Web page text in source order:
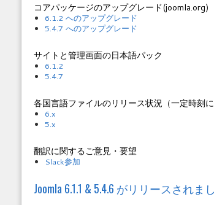
コアパッケージのアップグレード(joomla.org)
6.1.2 へのアップグレード
5.4.7 へのアップグレード
サイトと管理画面の日本語パック
6.1.2
5.4.7
各国言語ファイルのリリース状況（一定時刻に
6.x
5.x
翻訳に関するご意見・要望
Slack参加
Joomla 6.1.1 & 5.4.6 がリリースされま